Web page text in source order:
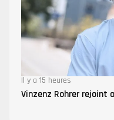
Il y a 15 heures
Vinzenz Rohrer